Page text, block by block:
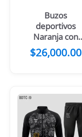
Buzos
deportivos
Naranja con
dragón
$26,000.00